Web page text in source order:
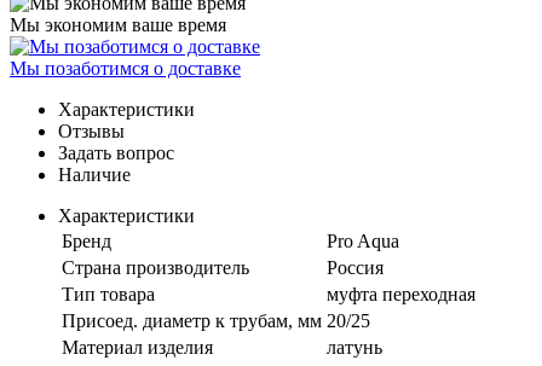
Мы экономим ваше время
Мы позаботимся о доставке
Характеристики
Отзывы
Задать вопрос
Наличие
Характеристики
Бренд
Pro Aqua
Страна производитель
Россия
Тип товара
муфта переходная
Присоед. диаметр к трубам, мм 20/25
Материал изделия
латунь